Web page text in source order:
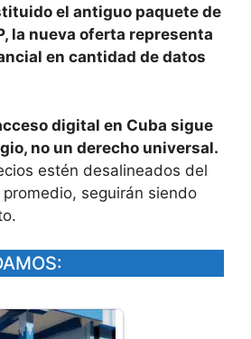
el antiguo paquete de
la nueva oferta representa
en cantidad de datos
digital en Cuba sigue
no un derecho universal.
estén desalineados del
seguirán siendo